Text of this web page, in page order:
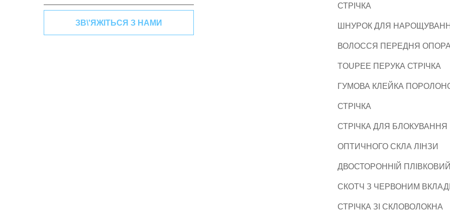
ЗВ\'ЯЖІТЬСЯ З НАМИ
СТРІЧКА
ШНУРОК ДЛЯ
ВОЛОССЯ ПЕРЕДНЯ
TOUPEE ПЕРУКА СТРІЧКА
ГУМОВА КЛЕЙКА
СТРІЧКА
СТРІЧКА ДЛЯ БЛОКУВАННЯ
ОПТИЧНОГО СКЛА ЛІНЗИ
ДВОСТОРОННІЙ
СКОТЧ З ЧЕРВОНИМ
СТРІЧКА ЗІ СКЛОВОЛОКНА